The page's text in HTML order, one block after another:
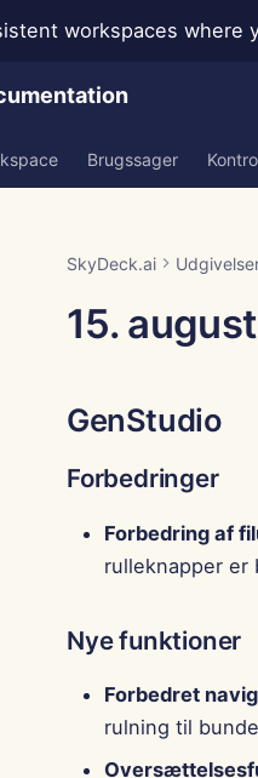
workspaces
Brugssager
SkyDeck.ai
15.
GenStudio
Forbedringer
Forbedring af
rulleknapper
Nye funktioner
Forbedret
rulning til